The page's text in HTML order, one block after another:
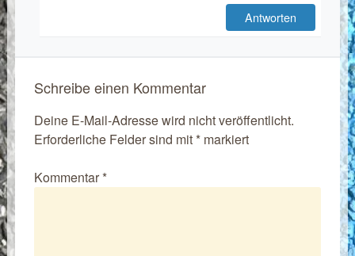
Antworten
Schreibe einen Kommentar
Deine E-Mail-Adresse wird nicht veröffentlicht.
Erforderliche Felder sind mit*markiert
Kommentar*